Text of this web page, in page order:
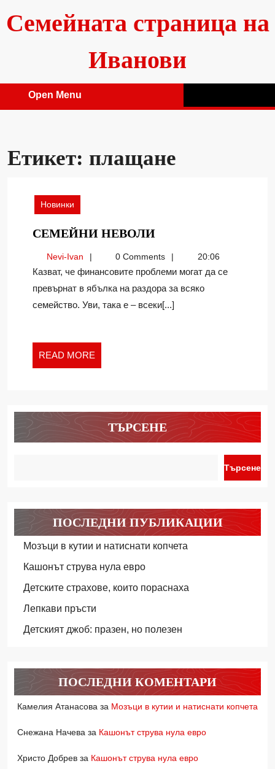
content
Семейната страница на
Иванови
Open Menu
Етикет: плащане
Новинки
СЕМЕЙНИ НЕВОЛИСЕМЕЙНИ
Nevi-IvanNevi-
Ivan
0 Comments 20:06
Казват, че финансовите проблеми могат да се
превърнат в ябълка на раздора за всяко
семейство. Уви, така е – всеки[...]
READ MORE
MORE
ТЪРСЕНЕ
Търсене
ПОСЛЕДНИ ПУБЛИКАЦИИ
Мозъци в кутии и натиснати копчета
Кашонът струва нула евро
Детските страхове, които пораснаха
Лепкави пръсти
Детският джоб: празен, но полезен
ПОСЛЕДНИ КОМЕНТАРИ
Камелия Атанасова за Мозъци в кутии и натиснати копчета
Снежана Начева за Кашонът струва нула евро
Христо Добрев за Кашонът струва нула евро